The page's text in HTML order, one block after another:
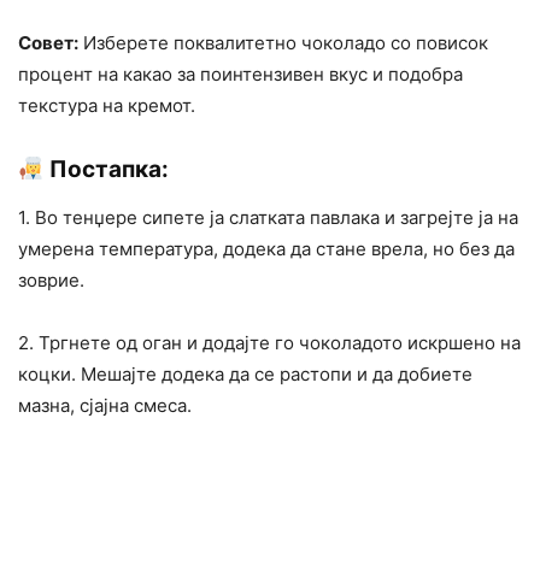
Совет: Изберете поквалитетно чоколадо со повисок
процент на какао за поинтензивен вкус и подобра
текстура на кремот.
Постапка:
1. Во тенџере сипете ја слатката павлака и загрејте ја на
умерена температура, додека да стане врела, но без да
зоврие.
2. Тргнете од оган и додајте го чоколадото искршено на
коцки. Мешајте додека да се растопи и да добиете
мазна, сјајна смеса.